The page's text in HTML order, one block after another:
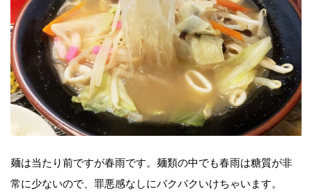
麺は当たり前ですが春雨です。麺類の中でも春雨は糖質が非
常に少ないので、罪悪感なしにバクバクいけちゃいます。